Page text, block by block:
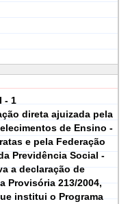
- 1
direta ajuizada pela
de Ensino -
e pela Federação
Previdência Social -
a declaração de
Provisória 213/2004,
institui o Programa